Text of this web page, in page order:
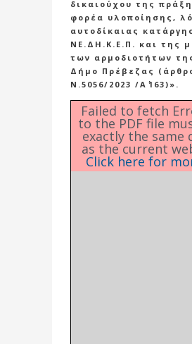
δικαιούχου της
φορέα υλοποίησης,
αυτοδίκαιας
ΝΕ.ΔΗ.Κ.Ε.Π. και της
των αρμοδιοτήτων
Δήμο Πρέβεζας
Ν.5056/2023 /Α΄163)».
Failed to fetch
to the PDF file
exactly the same
as the current
Click here for